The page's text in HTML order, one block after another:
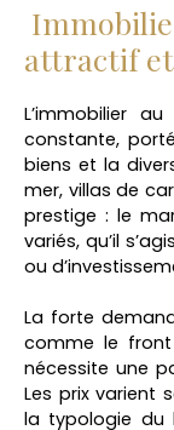
attractif
L’immobilier
constante,
biens et la
mer, villas de
prestige : le
variés, qu’il
ou
La forte
comme le
nécessite une
Les prix varient
la typologie du